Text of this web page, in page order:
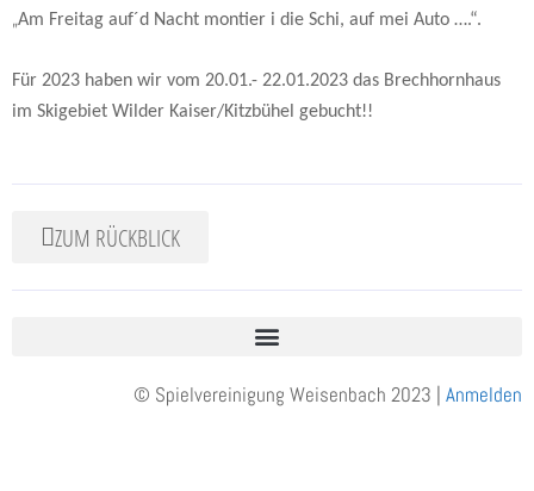
„Am Freitag auf´d Nacht montier i die Schi, auf mei Auto ….“.
Für 2023 haben wir vom 20.01.- 22.01.2023 das Brechhornhaus
im Skigebiet Wilder Kaiser/Kitzbühel gebucht!!
ZUM RÜCKBLICK
© Spielvereinigung Weisenbach 2023 | Anmelden